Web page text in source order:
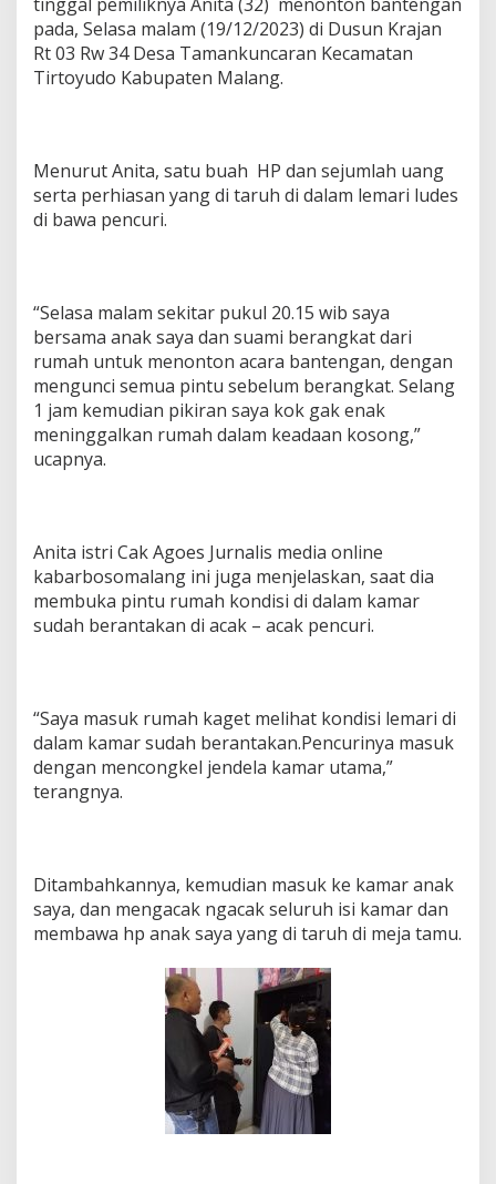
u
m
a
h
a
w
a
r
b
o
s
o
m
S
a
a
t
i
b
u
r
n
e
n
a
n
pada, Selasa malam (19/12/2023) di Dusun Krajan
Rt 03 Rw 34 Desa Tamankuncaran Kecamatan
Tirtoyudo Kabupaten Malang.
Menurut Anita, satu buah HP dan sejumlah uang
serta perhiasan yang di taruh di dalam lemari ludes
di bawa pencuri.
“Selasa malam sekitar pukul 20.15 wib saya
bersama anak saya dan suami berangkat dari
rumah untuk menonton acara bantengan, dengan
mengunci semua pintu sebelum berangkat. Selang
1 jam kemudian pikiran saya kok gak enak
meninggalkan rumah dalam keadaan kosong,”
ucapnya.
Anita istri Cak Agoes Jurnalis media online
kabarbosomalang ini juga menjelaskan, saat dia
membuka pintu rumah kondisi di dalam kamar
sudah berantakan di acak – acak pencuri.
“Saya masuk rumah kaget melihat kondisi lemari di
dalam kamar sudah berantakan.Pencurinya masuk
dengan mencongkel jendela kamar utama,”
terangnya.
Ditambahkannya, kemudian masuk ke kamar anak
saya, dan mengacak ngacak seluruh isi kamar dan
membawa hp anak saya yang di taruh di meja tamu.